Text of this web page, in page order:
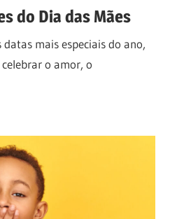
do Dia das Mães
mais especiais do ano,
o amor, o